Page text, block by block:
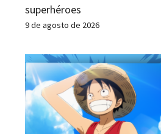
superhéroes
9 de agosto de 2026